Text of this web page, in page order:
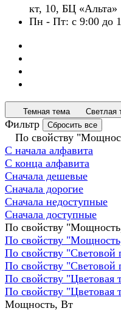
кт, 10, БЦ «Альта»
Пн - Пт: с 9:00 до
Темная тема Светлая
Фильтр Сбросить все
По свойству
С начала алфавита
С конца алфавита
Сначала дешевые
Сначала дорогие
Сначала недоступные
Сначала доступные
По свойству
По свойству
По свойству "Световой
По свойству
По свойству "Цветовая
По свойству "Цветовая
Мощность, Вт